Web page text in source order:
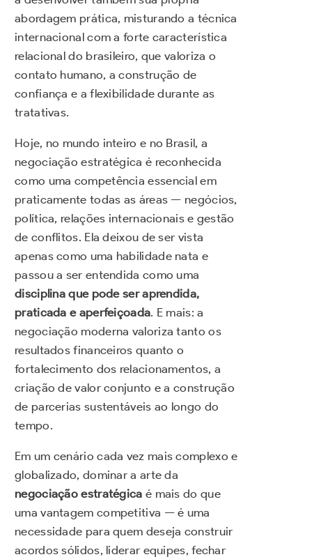
abordagem prática, misturando a técnica
internacional com a forte característica
relacional do brasileiro, que valoriza o
contato humano, a construção de
confiança e a flexibilidade durante as
tratativas.
Hoje, no mundo inteiro e no Brasil, a
negociação estratégica é reconhecida
como uma competência essencial em
praticamente todas as áreas — negócios,
política, relações internacionais e gestão
de conflitos. Ela deixou de ser vista
apenas como uma habilidade nata e
passou a ser entendida como uma
disciplina que pode ser aprendida,
praticada e aperfeiçoada. E mais: a
negociação moderna valoriza tanto os
resultados financeiros quanto o
fortalecimento dos relacionamentos, a
criação de valor conjunto e a construção
de parcerias sustentáveis ao longo do
tempo.
Em um cenário cada vez mais complexo e
globalizado, dominar a arte da
negociação estratégica é mais do que
uma vantagem competitiva — é uma
necessidade para quem deseja construir
acordos sólidos, liderar equipes, fechar